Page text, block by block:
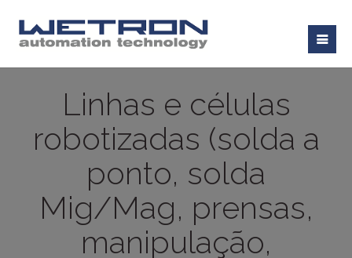
Linhas e células
robotizadas (solda a
ponto, solda
Mig/Mag, prensas,
manipulação,